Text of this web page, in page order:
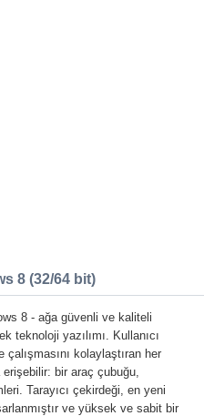
8 (32/64 bit)
8 - ağa güvenli ve kaliteli
teknoloji yazılımı. Kullanıcı
çalışmasını kolaylaştıran her
bir araç çubuğu,
Tarayıcı çekirdeği, en yeni
ve yüksek ve sabit bir